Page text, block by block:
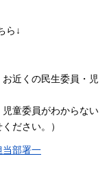
ら↓
近くの民生委員・児
児童委員がわからない
ださい。）
当部署一